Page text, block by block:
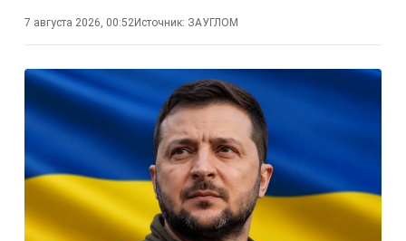
7 августа 2026, 00:52Источник: ЗАУГЛОМ